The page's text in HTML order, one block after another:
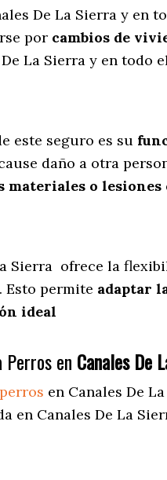
De La Sierra y en
por cambios de
La Sierra y en todo
este seguro es su
daño a otra
materiales o
Sierra ofrece la
Esto permite adaptar
ideal
en Canales De
en Canales De
en Canales De La